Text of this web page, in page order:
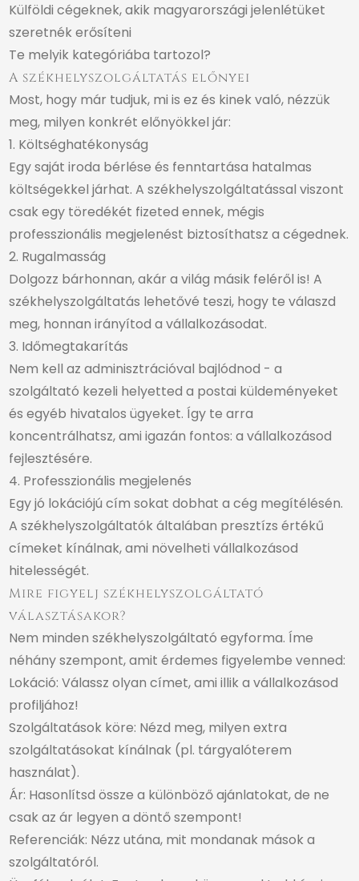
Külföldi cégeknek, akik magyarországi jelenlétüket
szeretnék erősíteni
Te melyik kategóriába tartozol?
A székhelyszolgáltatás előnyei
Most, hogy már tudjuk, mi is ez és kinek való, nézzük
meg, milyen konkrét előnyökkel jár:
1. Költséghatékonyság
Egy saját iroda bérlése és fenntartása hatalmas
költségekkel járhat. A székhelyszolgáltatással viszont
csak egy töredékét fizeted ennek, mégis
professzionális megjelenést biztosíthatsz a cégednek.
2. Rugalmasság
Dolgozz bárhonnan, akár a világ másik feléről is! A
székhelyszolgáltatás lehetővé teszi, hogy te válaszd
meg, honnan irányítod a vállalkozásodat.
3. Időmegtakarítás
Nem kell az adminisztrációval bajlódnod - a
szolgáltató kezeli helyetted a postai küldeményeket
és egyéb hivatalos ügyeket. Így te arra
koncentrálhatsz, ami igazán fontos: a vállalkozásod
fejlesztésére.
4. Professzionális megjelenés
Egy jó lokációjú cím sokat dobhat a cég megítélésén.
A székhelyszolgáltatók általában presztízs értékű
címeket kínálnak, ami növelheti vállalkozásod
hitelességét.
Mire figyelj székhelyszolgáltató
választásakor?
Nem minden székhelyszolgáltató egyforma. Íme
néhány szempont, amit érdemes figyelembe venned:
Lokáció: Válassz olyan címet, ami illik a vállalkozásod
profiljához!
Szolgáltatások köre: Nézd meg, milyen extra
szolgáltatásokat kínálnak (pl. tárgyalóterem
használat).
Ár: Hasonlítsd össze a különböző ajánlatokat, de ne
csak az ár legyen a döntő szempont!
Referenciák: Nézz utána, mit mondanak mások a
szolgáltatóról.